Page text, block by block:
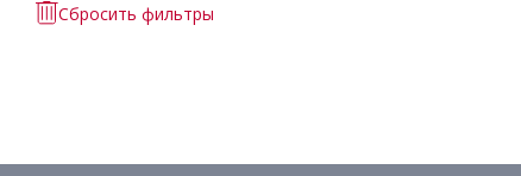
Сбросить фильтры